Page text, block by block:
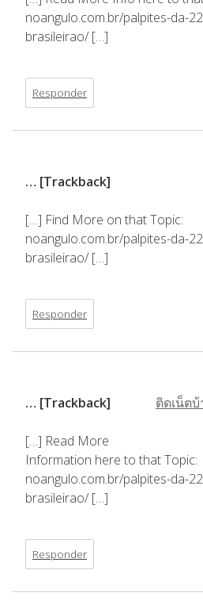
noangulo.com.br/palpites-da-
brasileirao/ […]
Responder
… [Trackback]
[…] Find More on that Topic:
noangulo.com.br/palpites-da-
brasileirao/ […]
Responder
ติดเน็ตบ้
… [Trackback]
[…] Read More
Information here to that Topic:
noangulo.com.br/palpites-da-
brasileirao/ […]
Responder